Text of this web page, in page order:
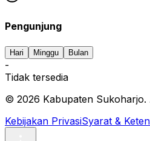
Pengunjung
Hari Minggu Bulan
-
Tidak tersedia
© 2026 Kabupaten
Kebijakan PrivasiSyarat &